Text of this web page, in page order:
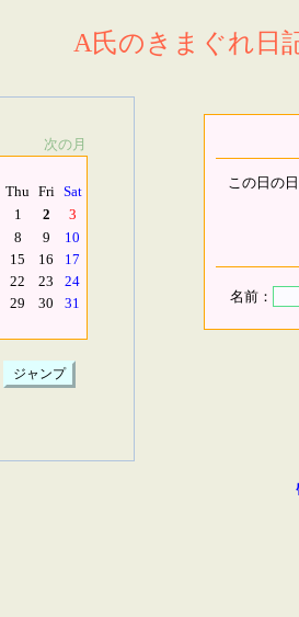
A氏のきまぐれ日
次の月
Thu Fri Sat
1
2
3
8 9
10
15 16
17
22 23
24
29 30 31
この日の
名前：